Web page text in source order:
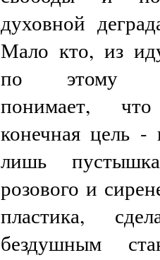
духовной
Мало кто, из
по этому
понимает,
конечная цель -
лишь
розового и
пластика,
бездушным